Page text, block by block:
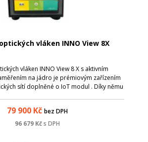
vláken INNO View 8X
vláken INNO View 8 X s aktivním
na jádro je prémiovým zařízením
sítí doplněné o IoT modul . Díky němu
79 900Kč bez DPH
96 679Kč s DPH